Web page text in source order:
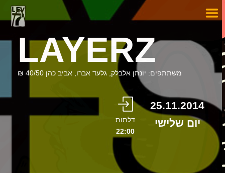
LAYERZ
משתתפים: יונתן אלבלק, גלעד אברו, אביב כהן 40/50 ₪
25.11.2014
יום שלישי
דלתות
22:00